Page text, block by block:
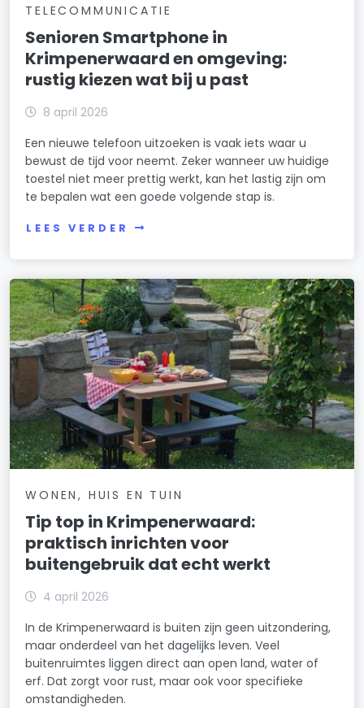
TELECOMMUNICATIE
Senioren Smartphone in
Krimpenerwaard en omgeving:
rustig kiezen wat bij u past
8 april 2026
Een nieuwe telefoon uitzoeken is vaak iets waar u
bewust de tijd voor neemt. Zeker wanneer uw huidige
toestel niet meer prettig werkt, kan het lastig zijn om
te bepalen wat een goede volgende stap is.
LEES VERDER
WONEN, HUIS EN TUIN
Tip top in Krimpenerwaard:
praktisch inrichten voor
buitengebruik dat echt werkt
4 april 2026
In de Krimpenerwaard is buiten zijn geen uitzondering,
maar onderdeel van het dagelijks leven. Veel
buitenruimtes liggen direct aan open land, water of
erf. Dat zorgt voor rust, maar ook voor specifieke
omstandigheden.